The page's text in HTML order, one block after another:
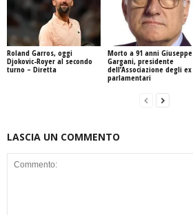
Roland Garros, oggi
Djokovic-Royer al secondo
turno – Diretta
Morto a 91 anni Giuseppe
Gargani, presidente
dell’Associazione degli ex
parlamentari
LASCIA UN COMMENTO